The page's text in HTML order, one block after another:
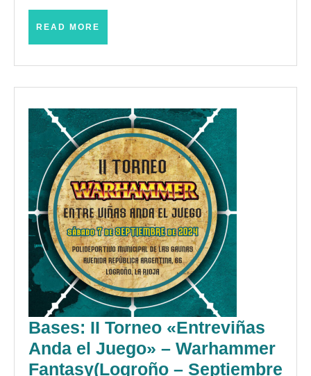
2025)
READ MORE
Bases: II Torneo «Entreviñas
Anda el Juego» – Warhammer
Fantasy(Logroño – Septiembre